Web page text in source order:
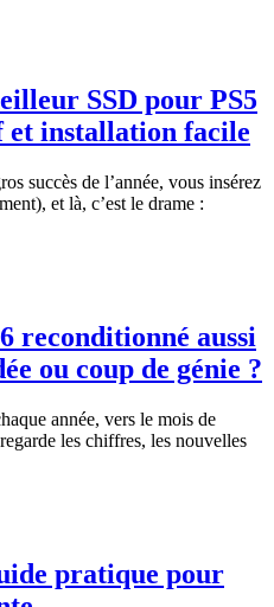
SSD pour PS5
et installation facile
succès de l’année, vous insérez
et là, c’est le drame :
reconditionné aussi
ou coup de génie ?
année, vers le mois de
les chiffres, les nouvelles
pratique pour